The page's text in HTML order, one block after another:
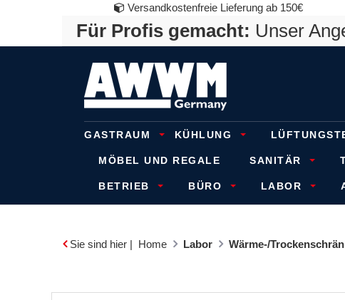
Versandkostenfreie Lieferung ab 150€
Für Profis gemacht: Unser
GASTRAUM KÜHLUNG
MÖBEL UND REGALE SANITÄR
BETRIEB BÜRO LABOR
Sie sind hier | Home Labor Wärme-/